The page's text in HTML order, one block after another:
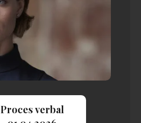
Proces verbal